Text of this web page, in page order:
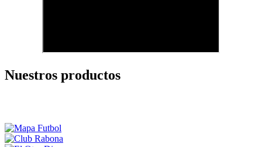
Nuestros productos